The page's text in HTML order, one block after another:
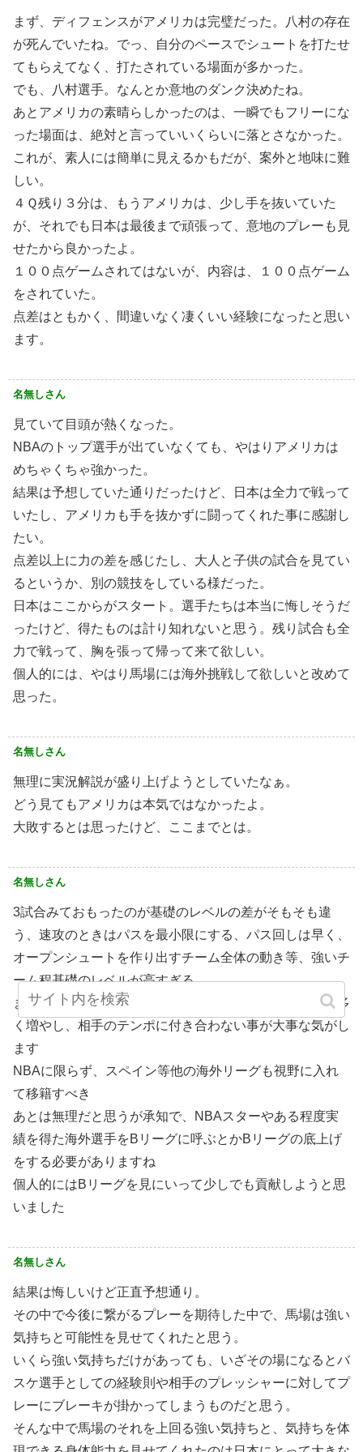
まず、ディフェンスがアメリカは完璧だった。八村の存在
が死んでいたね。でっ、自分のペースでシュートを打たせ
てもらえてなく、打たされている場面が多かった。
でも、八村選手。なんとか意地のダンク決めたね。
あとアメリカの素晴らしかったのは、一瞬でもフリーにな
った場面は、絶対と言っていいくらいに落とさなかった。
これが、素人には簡単に見えるかもだが、案外と地味に難
しい。
４Ｑ残り３分は、もうアメリカは、少し手を抜いていた
が、それでも日本は最後まで頑張って、意地のプレーも見
せたから良かったよ。
１００点ゲームされてはないが、内容は、１００点ゲーム
をされていた。
点差はともかく、間違いなく凄くいい経験になったと思い
ます。
名無しさん
見ていて目頭が熱くなった。
NBAのトップ選手が出ていなくても、やはりアメリカは
めちゃくちゃ強かった。
結果は予想していた通りだったけど、日本は全力で戦って
いたし、アメリカも手を抜かずに闘ってくれた事に感謝し
たい。
点差以上に力の差を感じたし、大人と子供の試合を見てい
るというか、別の競技をしている様だった。
日本はここからがスタート。選手たちは本当に悔しそうだ
ったけど、得たものは計り知れないと思う。残り試合も全
力で戦って、胸を張って帰って来て欲しい。
個人的には、やはり馬場には海外挑戦して欲しいと改めて
思った。
名無しさん
無理に実況解説が盛り上げようとしていたなぁ。
どう見てもアメリカは本気ではなかったよ。
大敗するとは思ったけど、ここまでとは。
名無しさん
3試合みておもったのが基礎のレベルの差がそもそも違
う、速攻のときはパスを最小限にする、パス回しは早く、
オープンシュートを作り出すチーム全体の動き等、強いチ
ーム程基礎のレベルが高すぎる
まずは海外の試合のテンポに慣れている選手を一人でも多
く増やし、相手のテンポに付き合わない事が大事な気がし
ます
NBAに限らず、スペイン等他の海外リーグも視野に入れ
て移籍すべき
あとは無理だと思うが承知で、NBAスターやある程度実
績を得た海外選手をBリーグに呼ぶとかBリーグの底上げ
をする必要がありますね
個人的にはBリーグを見にいって少しでも貢献しようと思
いました
名無しさん
結果は悔しいけど正直予想通り。
その中で今後に繋がるプレーを期待した中で、馬場は強い
気持ちと可能性を見せてくれたと思う。
いくら強い気持ちだけがあっても、いざその場になるとバ
スケ選手としての経験則や相手のプレッシャーに対してプ
レーにブレーキが掛かってしまうものだと思う。
そんな中で馬場のそれを上回る強い気持ちと、気持ちを体